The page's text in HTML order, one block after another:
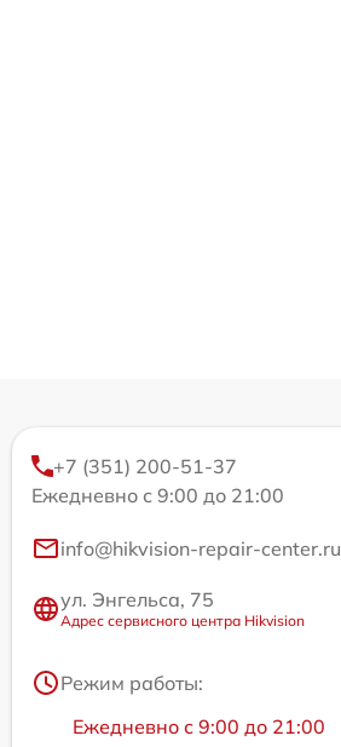
+7 (351) 200-51-37
Ежедневно с 9:00 до 21:00
info@hikvision-repair-center.ru
ул. Энгельса, 75
Адрес сервисного центра Hikvision
Режим работы:
Ежедневно с 9:00 до 21:00